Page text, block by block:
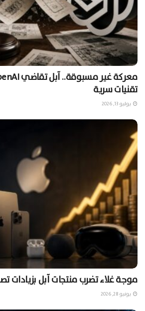
تقنيات سرية
يوليو 13, 2026
موجة غلاء تضرب منتجات آبل بزيادات تصل إلى
يونيو 28, 2026